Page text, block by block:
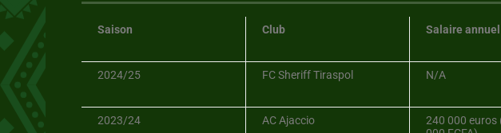
Saison Club Salaire annuel
2024/25 FC Sheriff Tiraspol N/A
2023/24 AC Ajaccio
240 000 euros